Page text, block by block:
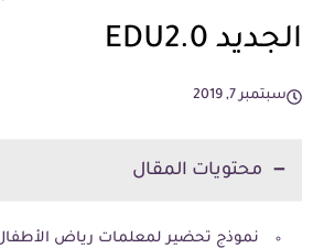
الجديد EDU2.0
سبتمبر 7, 2019
محتويات المقال
نموذج تحضير لمعلمات رياض